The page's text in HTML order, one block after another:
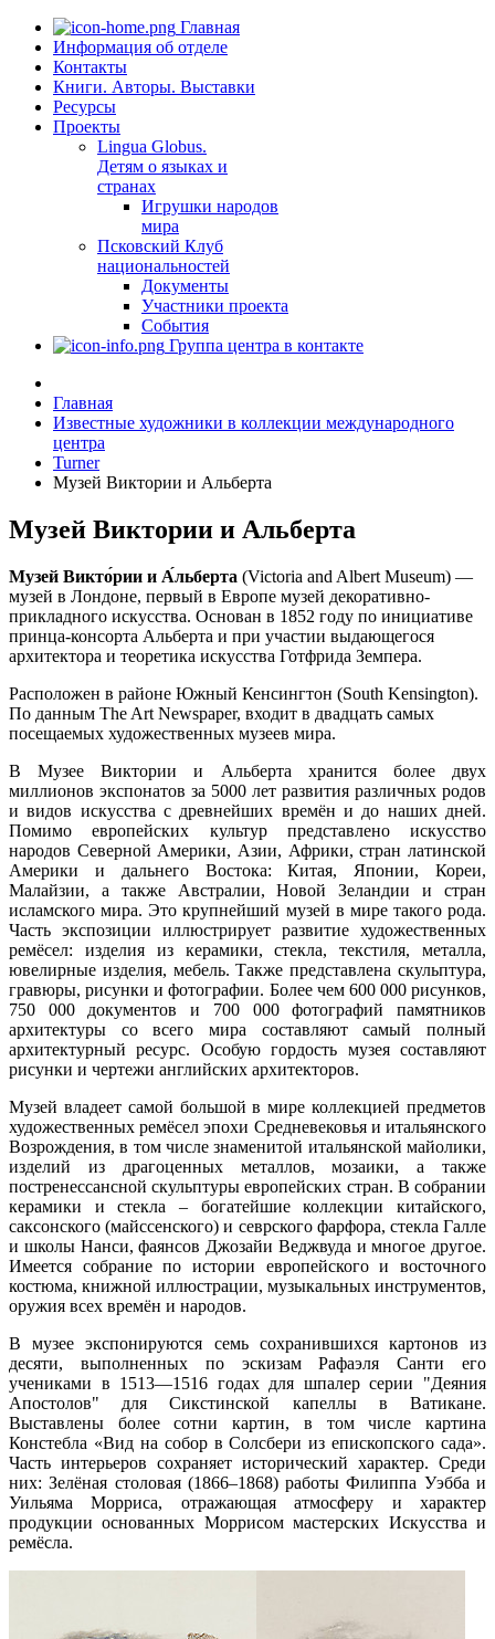
Главная
Информация об отделе
Контакты
Книги. Авторы. Выставки
Ресурсы
Проекты
Lingua Globus.
Детям о языках и
странах
Игрушки народов
мира
Псковский Клуб
национальностей
Документы
Участники проекта
События
Группа центра в контакте
Главная
Известные художники в коллекции международного
центра
Turner
Музей Виктории и Альберта
Музей Виктории и Альберта
Музей Викто́рии и А́льберта (Victoria and Albert Museum) —
музей в Лондоне, первый в Европе музей декоративно-
прикладного искусства. Основан в 1852 году по инициативе
принца-консорта Альберта и при участии выдающегося
архитектора и теоретика искусства Готфрида Земпера.
Расположен в районе Южный Кенсингтон (South Kensington).
По данным The Art Newspaper, входит в двадцать самых
посещаемых художественных музеев мира.
В Музее Виктории и Альберта хранится более двух
миллионов экспонатов за 5000 лет развития различных родов
и видов искусства с древнейших времён и до наших дней.
Помимо европейских культур представлено искусство
народов Северной Америки, Азии, Африки, стран латинской
Америки и дальнего Востока: Китая, Японии, Кореи,
Малайзии, а также Австралии, Новой Зеландии и стран
исламского мира. Это крупнейший музей в мире такого рода.
Часть экспозиции иллюстрирует развитие художественных
ремёсел: изделия из керамики, стекла, текстиля, металла,
ювелирные изделия, мебель. Также представлена скульптура,
гравюры, рисунки и фотографии. Более чем 600 000 рисунков,
750 000 документов и 700 000 фотографий памятников
архитектуры со всего мира составляют самый полный
архитектурный ресурс. Особую гордость музея составляют
рисунки и чертежи английских архитекторов.
Музей владеет самой большой в мире коллекцией предметов
художественных ремёсел эпохи Средневековья и итальянского
Возрождения, в том числе знаменитой итальянской майолики,
изделий из драгоценных металлов, мозаики, а также
постренессансной скульптуры европейских стран. В собрании
керамики и стекла – богатейшие коллекции китайского,
саксонского (майссенского) и севрского фарфора, стекла Галле
и школы Нанси, фаянсов Джозайи Веджвуда и многое другое.
Имеется собрание по истории европейского и восточного
костюма, книжной иллюстрации, музыкальных инструментов,
оружия всех времён и народов.
В музее экспонируются семь сохранившихся картонов из
десяти, выполненных по эскизам Рафаэля Санти его
учениками в 1513—1516 годах для шпалер серии "Деяния
Апостолов" для Сикстинской капеллы в Ватикане.
Выставлены более сотни картин, в том числе картина
Констебла «Вид на собор в Солсбери из епископского сада».
Часть интерьеров сохраняет исторический характер. Среди
них: Зелёная столовая (1866–1868) работы Филиппа Уэбба и
Уильяма Морриса, отражающая атмосферу и характер
продукции основанных Моррисом мастерских Искусства и
ремёсла.